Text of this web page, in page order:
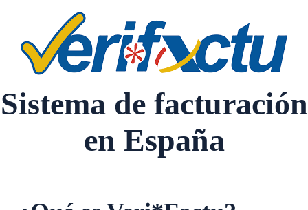
Sistema de facturación
en España